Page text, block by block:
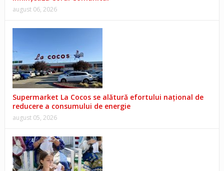
august 06, 2026
Supermarket La Cocos se alătură efortului național de
reducere a consumului de energie
august 05, 2026